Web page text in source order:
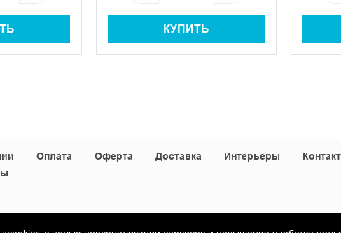
КУПИТЬ
Оплата Оферта Доставка Интерьеры